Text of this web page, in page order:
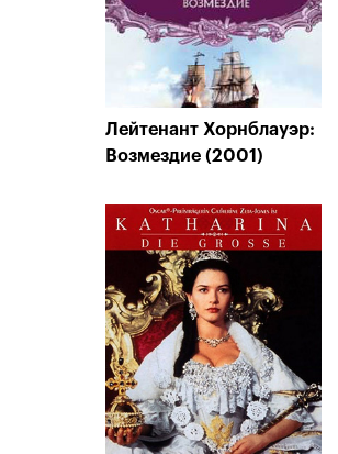
Лейтенант Хорнблауэр:
Возмездие (2001)